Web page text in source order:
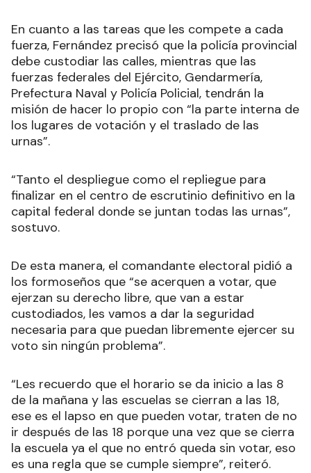
En cuanto a las tareas que les compete a cada
fuerza, Fernández precisó que la policía provincial
debe custodiar las calles, mientras que las
fuerzas federales del Ejército, Gendarmería,
Prefectura Naval y Policía Policial, tendrán la
misión de hacer lo propio con “la parte interna de
los lugares de votación y el traslado de las
urnas”.
“Tanto el despliegue como el repliegue para
finalizar en el centro de escrutinio definitivo en la
capital federal donde se juntan todas las urnas”,
sostuvo.
De esta manera, el comandante electoral pidió a
los formoseños que “se acerquen a votar, que
ejerzan su derecho libre, que van a estar
custodiados, les vamos a dar la seguridad
necesaria para que puedan libremente ejercer su
voto sin ningún problema”.
“Les recuerdo que el horario se da inicio a las 8
de la mañana y las escuelas se cierran a las 18,
ese es el lapso en que pueden votar, traten de no
ir después de las 18 porque una vez que se cierra
la escuela ya el que no entró queda sin votar, eso
es una regla que se cumple siempre”, reiteró.